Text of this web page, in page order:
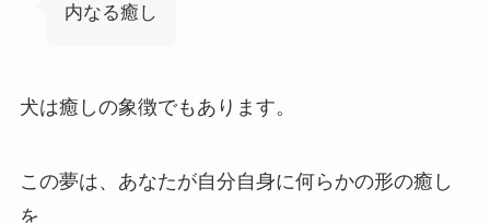
内なる癒し
犬は癒しの象徴でもあります。
この夢は、あなたが自分自身に何らかの形の癒し
を